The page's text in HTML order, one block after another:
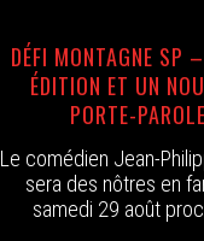
DÉFI MONTAGNE SP
ÉDITION ET UN
PORTE-
Le comédien Jean-
sera des nôtres en
samedi 29 août